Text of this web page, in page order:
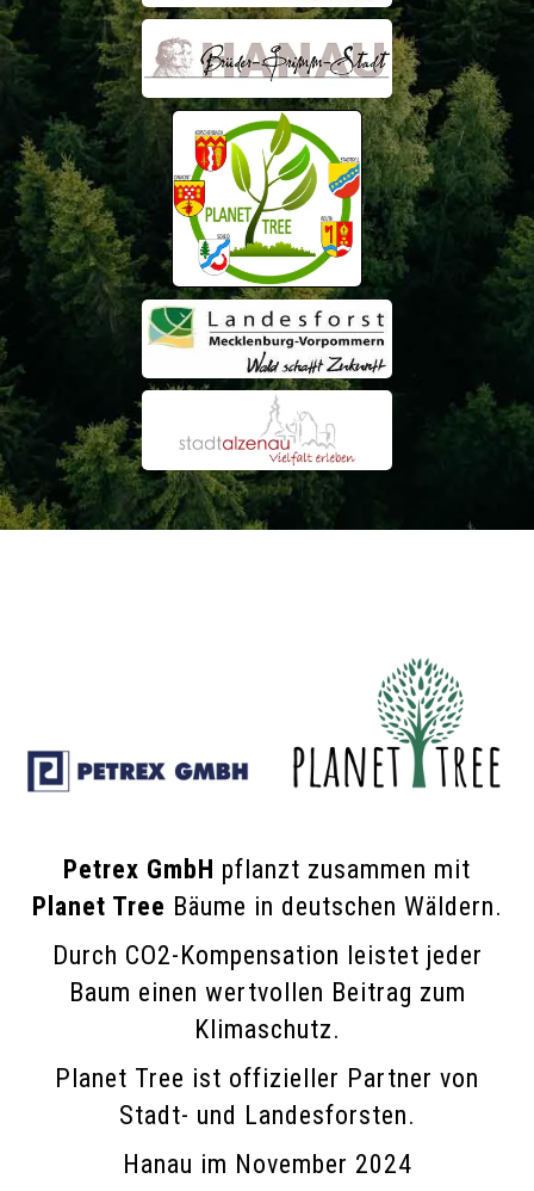
Petrex GmbH pflanzt zusammen mit
Planet Tree Bäume in deutschen Wäldern.
Durch CO2-Kompensation leistet jeder
Baum einen wertvollen Beitrag zum
Klimaschutz.
Planet Tree ist offizieller Partner von
Stadt- und Landesforsten.
Hanau im November 2024